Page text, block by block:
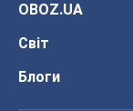
OBOZ.UA
Світ
Блоги